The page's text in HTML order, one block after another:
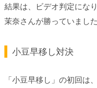
結果は、ビデオ判定にな
茉奈さんが勝っていました
小豆早移し対決
「小豆早移し」の初回は